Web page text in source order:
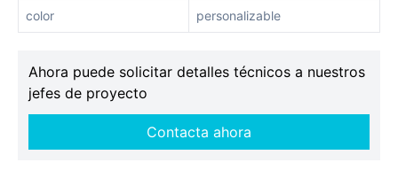
color personalizable
Ahora puede solicitar detalles técnicos a nuestros
jefes de proyecto
Contacta ahora